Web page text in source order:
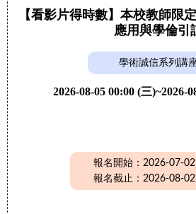
【看影片得時數】本校教師限
應用與學倫引
學術誠信系列講
2026-08-05 00:00 (三)~2026-
報名開始：2026-07-
報名截止：2026-08-